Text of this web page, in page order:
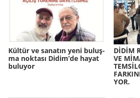
Kül­tür ve sa­na­tın yeni bu­luş­
ma nok­ta­sı Didim’de hayat
bu­lu­yor
DİDİM
VE
YOR.